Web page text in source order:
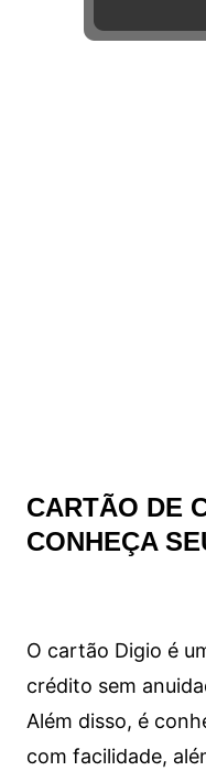
CARTÃO DE
CONHEÇA
O cartão Digio é
crédito sem
Além disso, é
com facilidade,